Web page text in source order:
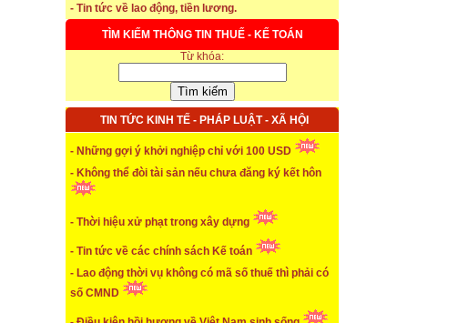
- Tin tức về lao động, tiền lương.
TÌM KIẾM THÔNG TIN THUẾ - KẾ TOÁN
Từ khóa:
TIN TỨC KINH TẾ - PHÁP LUẬT - XÃ HỘI
- Những gợi ý khởi nghiệp chỉ với 100 USD
- Không thể đòi tài sản nếu chưa đăng ký kết hôn
- Thời hiệu xử phạt trong xây dựng
- Tin tức về các chính sách Kế toán
- Lao động thời vụ không có mã số thuế thì phải có
số CMND
...xem chi tiết
...xem chi tiết
* NHẬN SINH VIÊN THỰC TẬP
...xem chi tiết
* ĐÀO TẠO KẾ TOÁN THỰC HÀNH
...xem chi tiết
* TUYỂN DỤNG KẾ TOÁN (thường xuyên)
...xem chi tiết